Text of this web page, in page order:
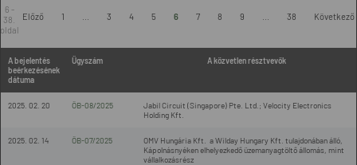
6 -
38.
oldal
Előző 1 3 4 5 6 7 8 9 38 Következő
A bejelentés
beérkezésének
dátuma
Ügyszám A közvetlen résztvevők
2025. 02. 20 ÖB-08/2025
Jabil Circuit (Singapore) Pte. Ltd.; Velocity Electronics
Holding Kft.
2025. 02. 14 ÖB-07/2025
OMV Hungária Kft. a Wilday Hungary Kft. tulajdonában álló,
Kápolnásnyéken elhelyezkedő üzemanyagtöltő állomás, mint
vállalkozásrész